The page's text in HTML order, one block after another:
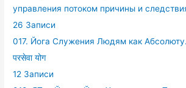
управления потоком причины и
26 Записи
017. Йога Служения Людям как
परसेवा योग
12 Записи